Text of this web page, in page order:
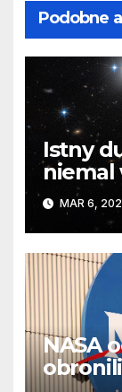
Podobne
Istny
niemal
MAR 6,
NASA
obronili